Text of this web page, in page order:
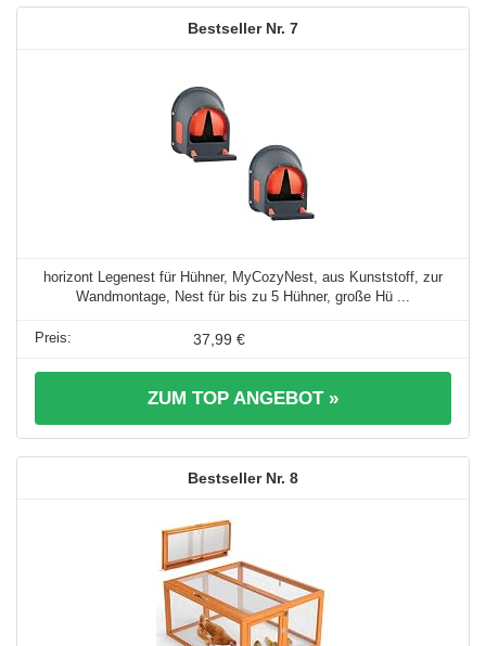
7
horizont Legenest für Hühner, MyCozyNest, aus Kunststoff, zur
Wandmontage, Nest für bis zu 5 Hühner, große Hü ...
37,99 €
ZUM TOP ANGEBOT »
8